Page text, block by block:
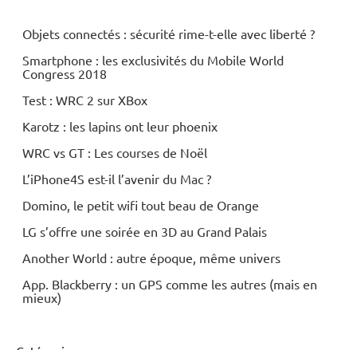
Objets connectés : sécurité rime-t-elle avec liberté ?
Smartphone : les exclusivités du Mobile World
Congress 2018
Test : WRC 2 sur XBox
Karotz : les lapins ont leur phoenix
WRC vs GT : Les courses de Noël
L’iPhone4S est-il l’avenir du Mac ?
Domino, le petit wifi tout beau de Orange
LG s’offre une soirée en 3D au Grand Palais
Another World : autre époque, même univers
App. Blackberry : un GPS comme les autres (mais en
mieux)